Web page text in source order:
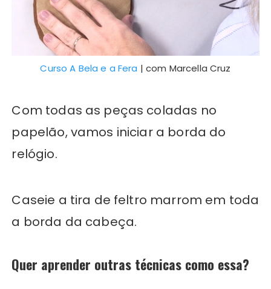
Curso A Bela e a Fera | com Marcella Cruz
Com todas as peças coladas no
papelão, vamos iniciar a borda do
relógio.
Caseie a tira de feltro marrom em toda
a borda da cabeça.
Quer aprender outras técnicas como essa?